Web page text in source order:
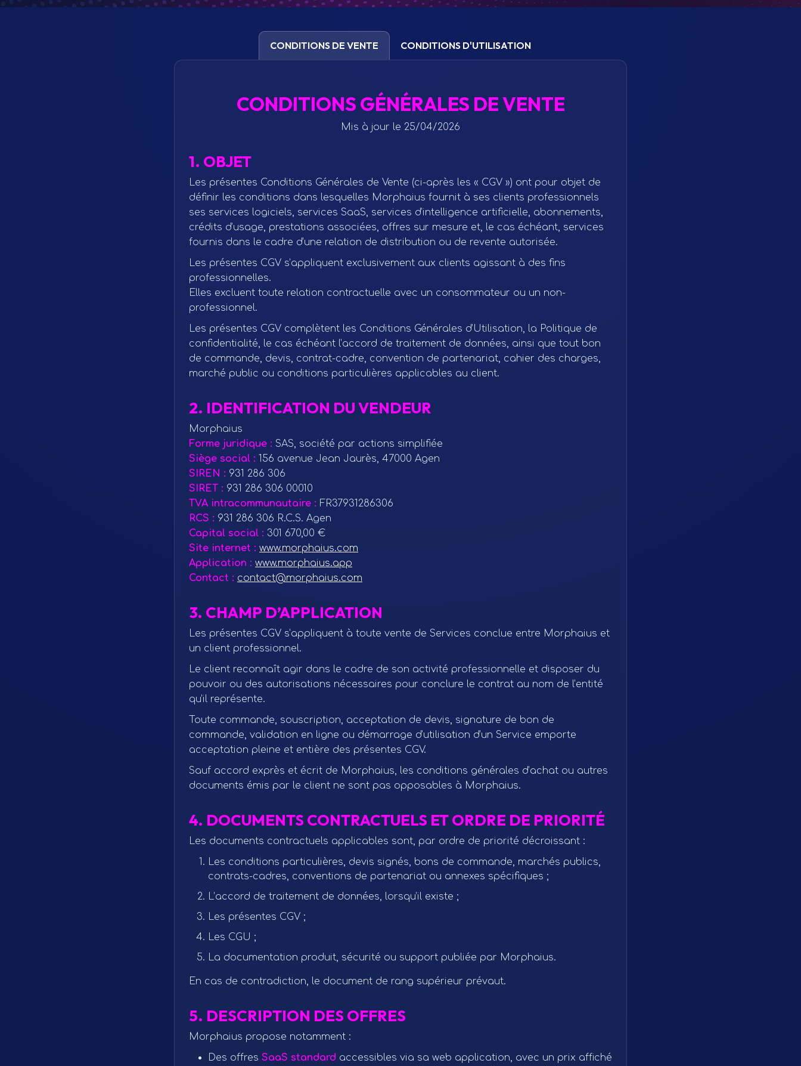
CONDITIONS DE VENTE CONDITIONS D'UTILISATION
CONDITIONS GÉNÉRALES DE VENTE
Mis à jour le 25/04/2026
1. OBJET
Les présentes Conditions Générales de Vente (ci-après les « CGV ») ont pour objet de
définir les conditions dans lesquelles Morphaius fournit à ses clients professionnels
ses services logiciels, services SaaS, services d’intelligence artificielle, abonnements,
crédits d’usage, prestations associées, offres sur mesure et, le cas échéant, services
fournis dans le cadre d’une relation de distribution ou de revente autorisée.
Les présentes CGV s’appliquent exclusivement aux clients agissant à des fins
professionnelles.
Elles excluent toute relation contractuelle avec un consommateur ou un non-
professionnel.
Les présentes CGV complètent les Conditions Générales d’Utilisation, la Politique de
confidentialité, le cas échéant l’accord de traitement de données, ainsi que tout bon
de commande, devis, contrat-cadre, convention de partenariat, cahier des charges,
marché public ou conditions particulières applicables au client.
2. IDENTIFICATION DU VENDEUR
Morphaius
Forme juridique : SAS, société par actions simplifiée
Siège social : 156 avenue Jean Jaurès, 47000 Agen
SIREN : 931 286 306
SIRET : 931 286 306 00010
TVA intracommunautaire : FR37931286306
RCS : 931 286 306 R.C.S. Agen
Capital social : 301 670,00 €
Site internet : www.morphaius.com
Application : www.morphaius.app
Contact : contact@morphaius.com
3. CHAMP D’APPLICATION
Les présentes CGV s’appliquent à toute vente de Services conclue entre Morphaius et
un client professionnel.
Le client reconnaît agir dans le cadre de son activité professionnelle et disposer du
pouvoir ou des autorisations nécessaires pour conclure le contrat au nom de l’entité
qu’il représente.
Toute commande, souscription, acceptation de devis, signature de bon de
commande, validation en ligne ou démarrage d’utilisation d’un Service emporte
acceptation pleine et entière des présentes CGV.
Sauf accord exprès et écrit de Morphaius, les conditions générales d’achat ou autres
documents émis par le client ne sont pas opposables à Morphaius.
4. DOCUMENTS CONTRACTUELS ET ORDRE DE PRIORITÉ
Les documents contractuels applicables sont, par ordre de priorité décroissant :
Les conditions particulières, devis signés, bons de commande, marchés publics,
contrats-cadres, conventions de partenariat ou annexes spécifiques ;
L’accord de traitement de données, lorsqu’il existe ;
Les présentes CGV ;
Les CGU ;
La documentation produit, sécurité ou support publiée par Morphaius.
En cas de contradiction, le document de rang supérieur prévaut.
5. DESCRIPTION DES OFFRES
Morphaius propose notamment :
Des offres SaaS standard accessibles via sa web application, avec un prix affiché